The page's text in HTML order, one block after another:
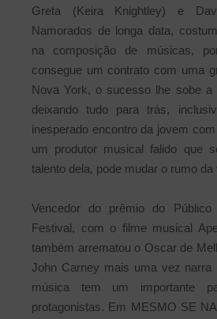
Greta (Keira Knightley) e
Namorados de longa data,
na composição de músicas,
consegue um contrato com uma
Nova York, o sucesso lhe sobe a
deixando tudo para trás,
inesperado encontro da jovem
um produtor musical falido que
talento dela, pode mudar o rumo
Vencedor do prêmio do Público
Festival, com o filme musical
também arrematou o Oscar de
John Carney mais uma vez narra
música tem um importante
protagonistas. Em MESMO SE